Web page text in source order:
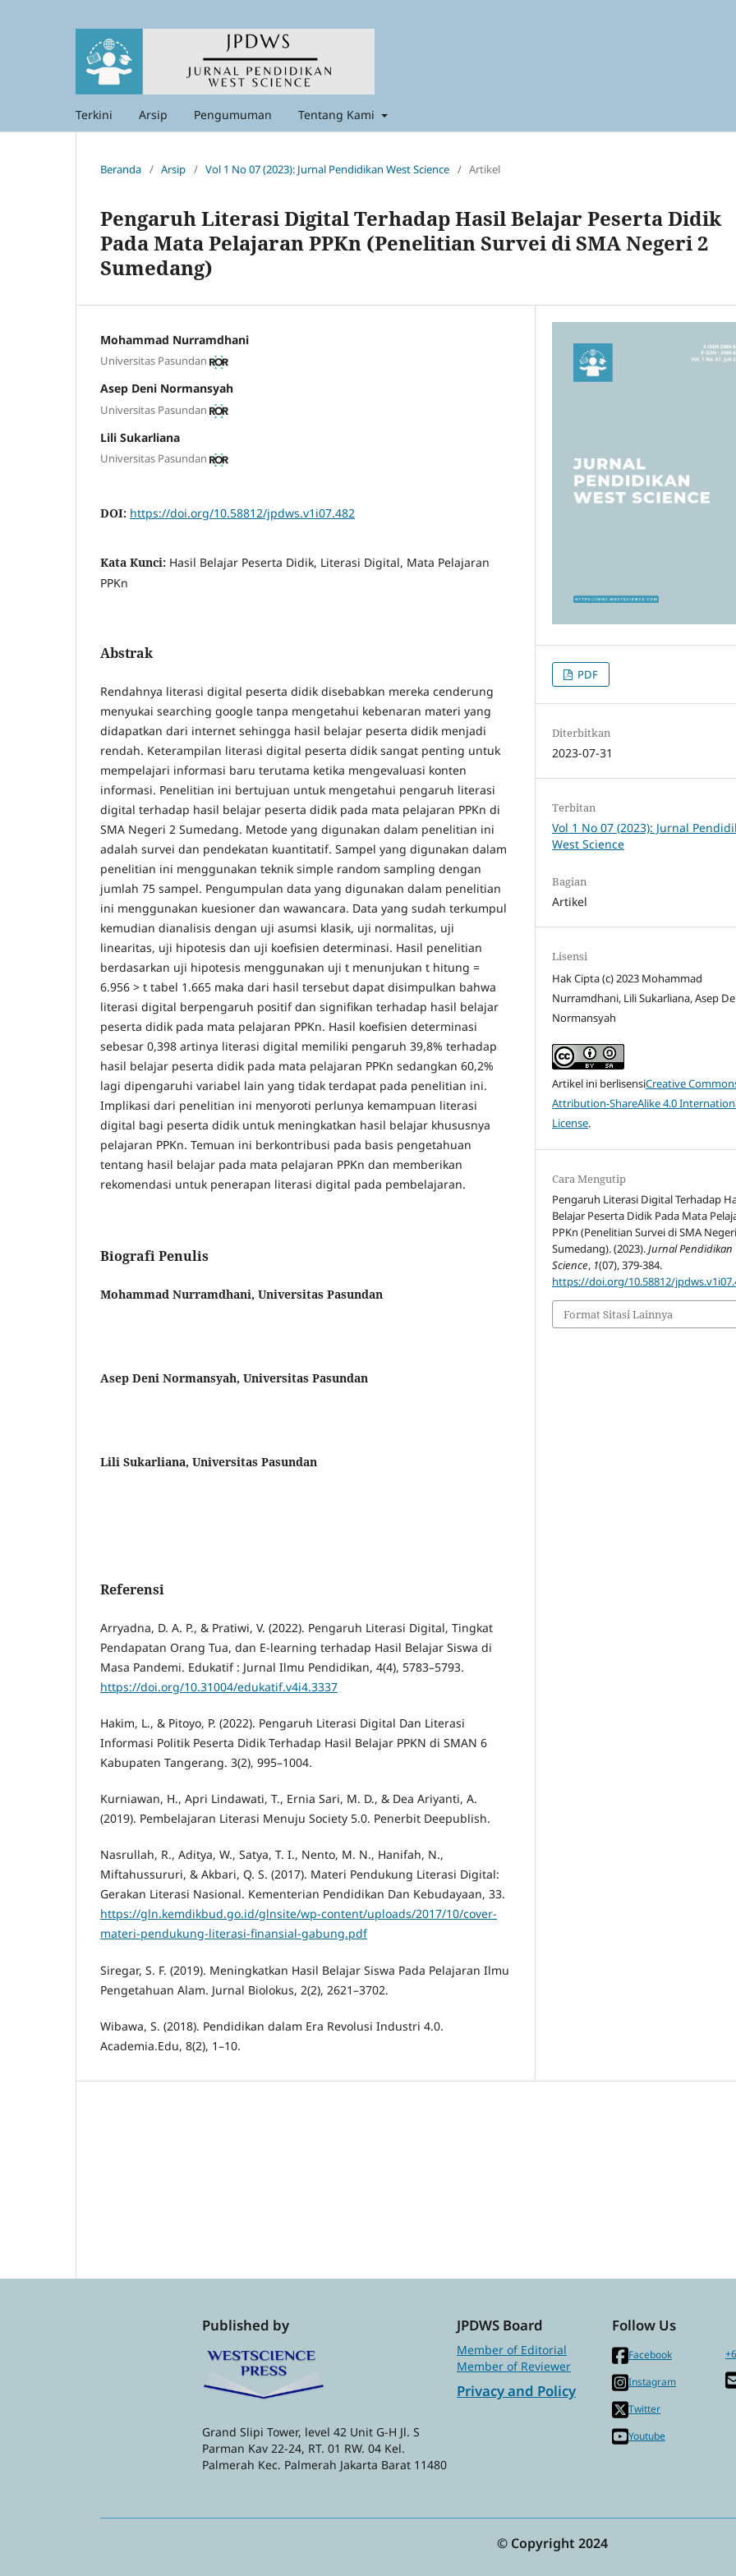
Terkini Arsip Pengumuman Tentang Kami
Beranda / Arsip / Vol 1 No 07 (2023): Jurnal Pendidikan West Science / Artikel
Pengaruh Literasi Digital Terhadap Hasil Belajar Peserta Didik
Pada Mata Pelajaran PPKn (Penelitian Survei di SMA Negeri 2
Sumedang)
Mohammad Nurramdhani
Universitas Pasundan
Asep Deni Normansyah
Universitas Pasundan
Lili Sukarliana
Universitas Pasundan
DOI: https://doi.org/10.58812/jpdws.v1i07.482
Kata Kunci: Hasil Belajar Peserta Didik, Literasi Digital, Mata Pelajaran
PPKn
Abstrak
Rendahnya literasi digital peserta didik disebabkan mereka cenderung
menyukai searching google tanpa mengetahui kebenaran materi yang
didapatkan dari internet sehingga hasil belajar peserta didik menjadi
rendah. Keterampilan literasi digital peserta didik sangat penting untuk
mempelajari informasi baru terutama ketika mengevaluasi konten
informasi. Penelitian ini bertujuan untuk mengetahui pengaruh literasi
digital terhadap hasil belajar peserta didik pada mata pelajaran PPKn di
SMA Negeri 2 Sumedang. Metode yang digunakan dalam penelitian ini
adalah survei dan pendekatan kuantitatif. Sampel yang digunakan dalam
penelitian ini menggunakan teknik simple random sampling dengan
jumlah 75 sampel. Pengumpulan data yang digunakan dalam penelitian
ini menggunakan kuesioner dan wawancara. Data yang sudah terkumpul
kemudian dianalisis dengan uji asumsi klasik, uji normalitas, uji
linearitas, uji hipotesis dan uji koefisien determinasi. Hasil penelitian
berdasarkan uji hipotesis menggunakan uji t menunjukan t hitung =
6.956 > t tabel 1.665 maka dari hasil tersebut dapat disimpulkan bahwa
literasi digital berpengaruh positif dan signifikan terhadap hasil belajar
peserta didik pada mata pelajaran PPKn. Hasil koefisien determinasi
sebesar 0,398 artinya literasi digital memiliki pengaruh 39,8% terhadap
hasil belajar peserta didik pada mata pelajaran PPKn sedangkan 60,2%
lagi dipengaruhi variabel lain yang tidak terdapat pada penelitian ini.
Implikasi dari penelitian ini menyoroti perlunya kemampuan literasi
digital bagi peserta didik untuk meningkatkan hasil belajar khususnya
pelajaran PPKn. Temuan ini berkontribusi pada basis pengetahuan
tentang hasil belajar pada mata pelajaran PPKn dan memberikan
rekomendasi untuk penerapan literasi digital pada pembelajaran.
Biografi Penulis
Mohammad Nurramdhani, Universitas Pasundan
Asep Deni Normansyah, Universitas Pasundan
Lili Sukarliana, Universitas Pasundan
Referensi
Arryadna, D. A. P., & Pratiwi, V. (2022). Pengaruh Literasi Digital, Tingkat
Pendapatan Orang Tua, dan E-learning terhadap Hasil Belajar Siswa di
Masa Pandemi. Edukatif : Jurnal Ilmu Pendidikan, 4(4), 5783–5793.
https://doi.org/10.31004/edukatif.v4i4.3337
Hakim, L., & Pitoyo, P. (2022). Pengaruh Literasi Digital Dan Literasi
Informasi Politik Peserta Didik Terhadap Hasil Belajar PPKN di SMAN 6
Kabupaten Tangerang. 3(2), 995–1004.
Kurniawan, H., Apri Lindawati, T., Ernia Sari, M. D., & Dea Ariyanti, A.
(2019). Pembelajaran Literasi Menuju Society 5.0. Penerbit Deepublish.
Nasrullah, R., Aditya, W., Satya, T. I., Nento, M. N., Hanifah, N.,
Miftahussururi, & Akbari, Q. S. (2017). Materi Pendukung Literasi Digital:
Gerakan Literasi Nasional. Kementerian Pendidikan Dan Kebudayaan, 33.
https://gln.kemdikbud.go.id/glnsite/wp-content/uploads/2017/10/cover-
materi-pendukung-literasi-finansial-gabung.pdf
Siregar, S. F. (2019). Meningkatkan Hasil Belajar Siswa Pada Pelajaran Ilmu
Pengetahuan Alam. Jurnal Biolokus, 2(2), 2621–3702.
Wibawa, S. (2018). Pendidikan dalam Era Revolusi Industri 4.0.
Academia.Edu, 8(2), 1–10.
PDF
Diterbitkan
2023-07-31
Terbitan
Vol 1 No 07 (2023): Jurnal
West Science
Bagian
Artikel
Lisensi
Hak Cipta (c) 2023 Mohammad
Nurramdhani, Lili Sukarliana, Asep
Normansyah
Artikel ini berlisensiCreative
Attribution-ShareAlike 4.0
License.
Cara Mengutip
Pengaruh Literasi Digital Terhadap
Belajar Peserta Didik Pada Mata
PPKn (Penelitian Survei di SMA
Sumedang). (2023).Jurnal Pendidikan
Science, 1(07), 379-384.
https://doi.org/10.58812/
Format Sitasi Lainnya
Published by
Grand Slipi Tower, level 42 Unit G-H Jl. S
Parman Kav 22-24, RT. 01 RW. 04 Kel.
Palmerah Kec. Palmerah Jakarta Barat 11480
JPDWS Board
Member of Editorial
Member of Reviewer
Privacy and Policy
Follow Us
Facebook
Instagram
Twitter
Youtube
© Copyright 2024